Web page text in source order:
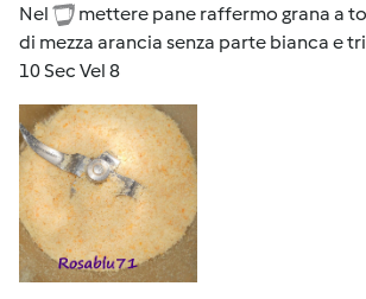
Nel
mettere pane raffermo grana a
di mezza arancia senza parte bianca e
10 Sec Vel 8